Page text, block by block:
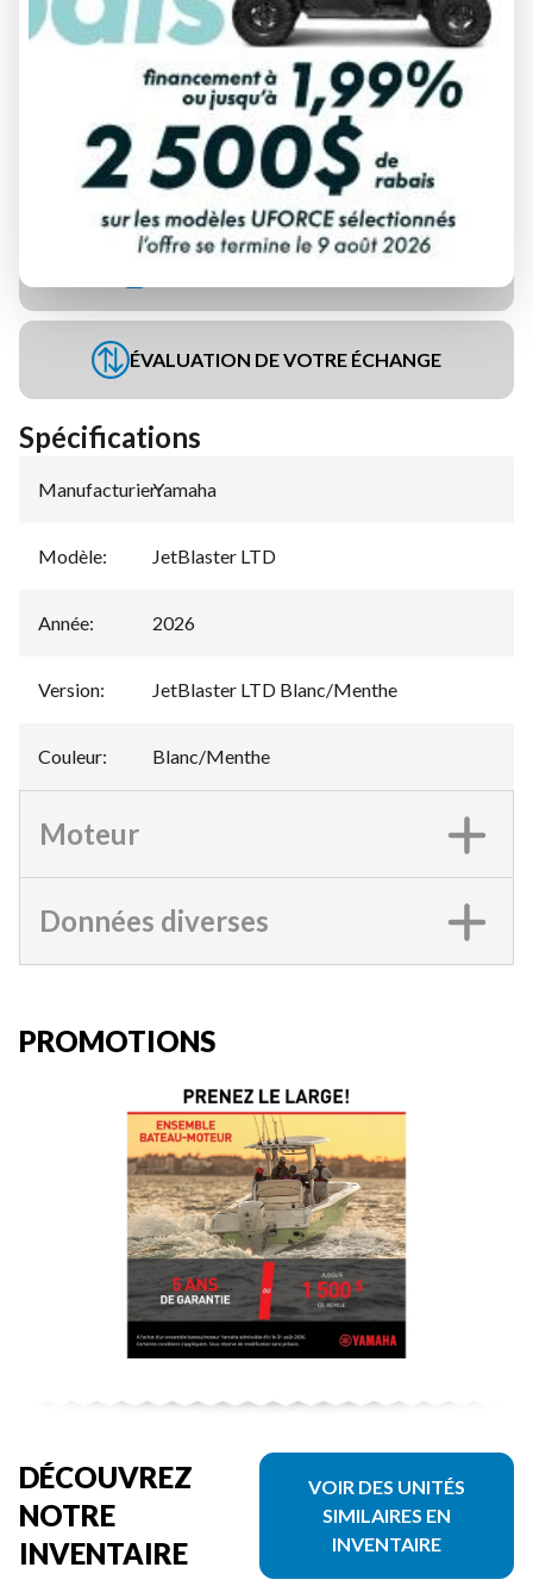
ÉVALUATION DE VOTRE ÉCHANGE
Spécifications
Manufacturier:
Yamaha
Modèle: JetBlaster LTD
Année: 2026
Version: JetBlaster LTD Blanc/Menthe
Couleur: Blanc/Menthe
Moteur
Données diverses
PROMOTIONS
DÉCOUVREZ
NOTRE
INVENTAIRE
VOIR DES UNITÉS
SIMILAIRES EN
INVENTAIRE